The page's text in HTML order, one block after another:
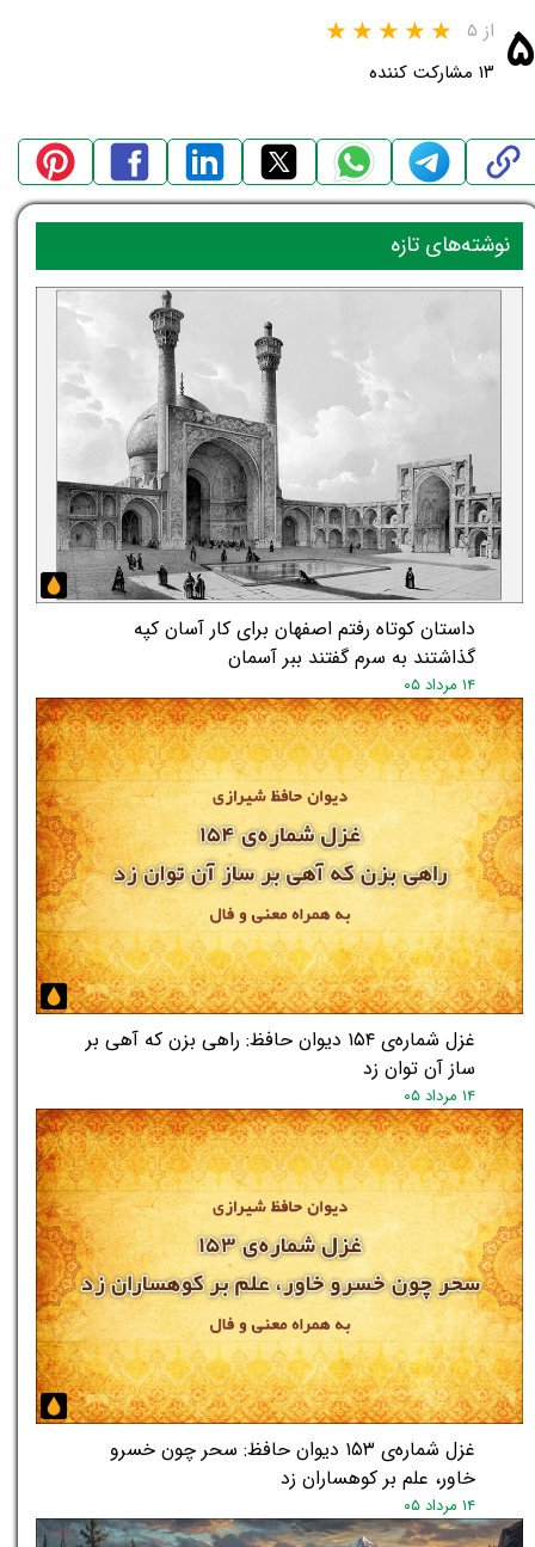
۵ از ۵
★★
۱۳ مشارکت کننده
داستان کوتاه رفتم اصفهان برای کار آسان کپه
گذاشتند به سرم گفتند ببر آسمان
۱۴ مرداد ۰۵
غزل شماره‌ی ۱۵۴ دیوان حافظ: راهی بزن که آهی بر
ساز آن توان زد
۱۴ مرداد ۰۵
غزل شماره‌ی ۱۵۳ دیوان حافظ: سحر چون خسرو
خاور، علم بر کوهساران زد
۱۴ مرداد ۰۵
نوشته‌های تازه